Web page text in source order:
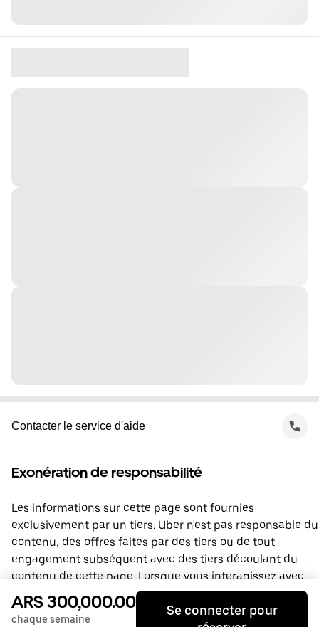
Contacter le service d'aide
Exonération de responsabilité
Les informations sur cette page sont fournies
exclusivement par un tiers. Uber n'est pas responsable du
contenu, des offres faites par des tiers ou de tout
engagement subséquent avec des tiers découlant du
contenu de cette page. Lorsque vous interagissez avec
un tiers, vous concluez une entente directement avec lui,
à laquelle Uber ne prend pas part. Si vous avez des
ARS 300,000.00
chaque semaine
Se connecter pour